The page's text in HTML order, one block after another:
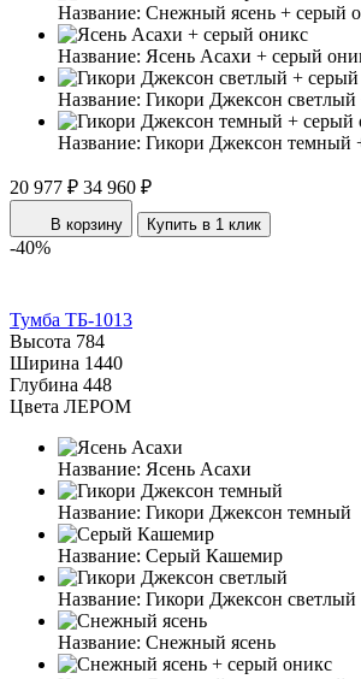
Название: Снежный ясень + серый
Название: Ясень Асахи + серый
Название: Гикори Джексон
Название: Гикори Джексон темный
20 977 ₽ 34 960 ₽
В корзину Купить в 1 клик
-40%
Тумба ТБ-1013
Высота 784
Ширина 1440
Глубина 448
Цвета ЛЕРОМ
Название: Ясень Асахи
Название: Гикори Джексон темный
Название: Серый Кашемир
Название: Гикори Джексон светлый
Название: Снежный ясень